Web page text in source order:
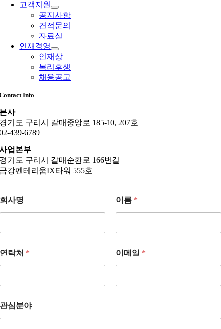
고객지원
공지사항
견적문의
자료실
인재경영
인재상
복리후생
채용공고
Contact Info
본사
경기도 구리시 갈매중앙로 185-10, 207호
02-439-6789
사업본부
경기도 구리시 갈매순환로 166번길
금강펜테리움IX타워 555호
회사명 이름 *
연락처 * 이메일 *
관심분야